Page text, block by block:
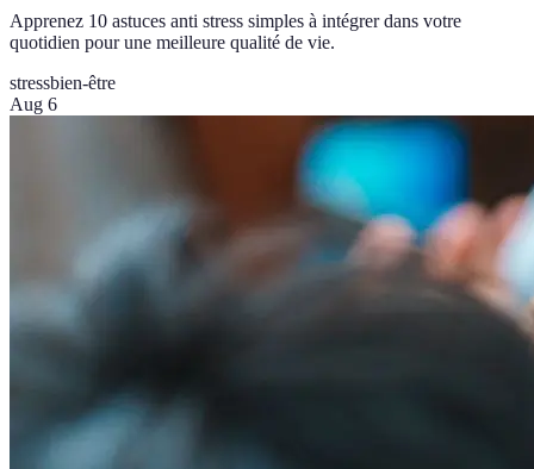
Apprenez 10 astuces anti stress simples à intégrer dans votre
quotidien pour une meilleure qualité de vie.
stressbien-être
Aug 6